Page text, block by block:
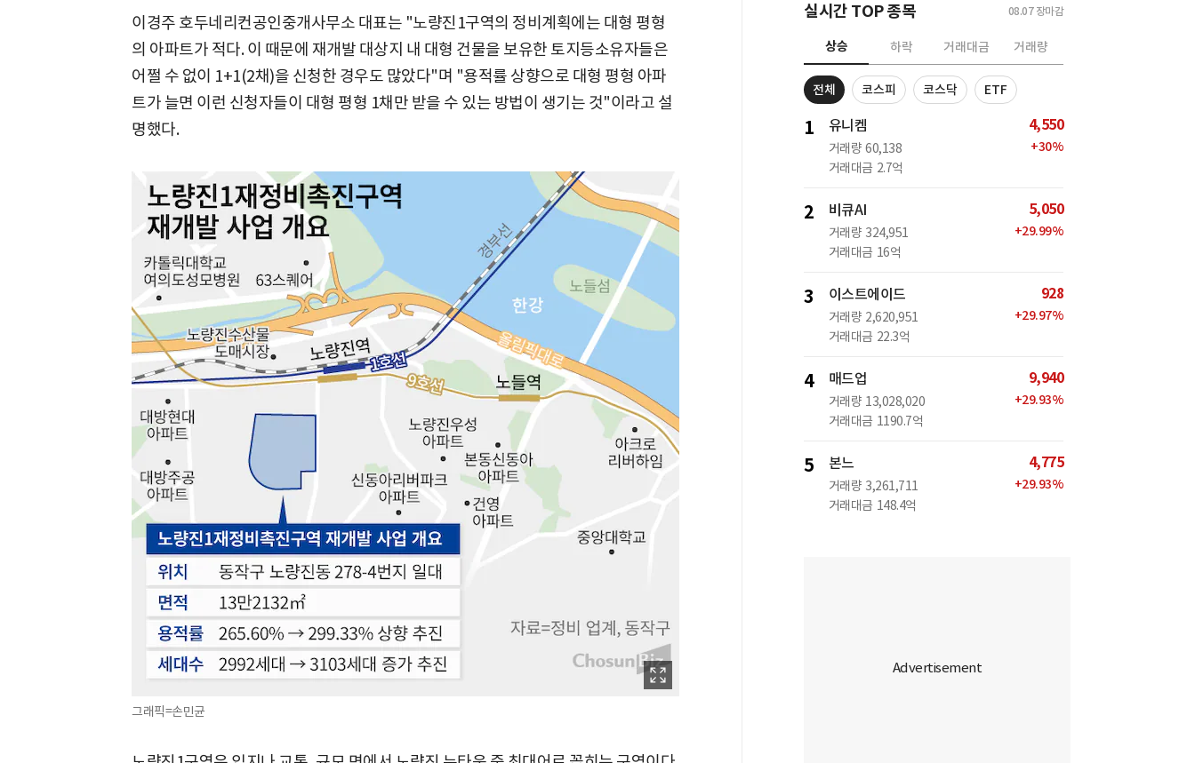
이경주 호두네리컨공인중개사무소 대표는 "노량진1구역의 정비계획에는 대형 평형
의 아파트가 적다. 이 때문에 재개발 대상지 내 대형 건물을 보유한 토지등소유자들은
어쩔 수 없이 1+1(2채)을 신청한 경우도 많았다"며 "용적률 상향으로 대형 평형 아파
트가 늘면 이런 신청자들이 대형 평형 1채만 받을 수 있는 방법이 생기는 것"이라고 설
명했다.
그래픽=손민균
실시간 TOP 종목 08.07 장마감
상승 하락 거래대금 거래량
전체 코스피 코스닥 ETF
1 유니켐
거래량 60,138
거래대금 2.7억
4,550
+30%
2 비큐AI
거래량 324,951
거래대금 16억
5,050
+29.99%
3 이스트에이드
거래량 2,620,951
거래대금 22.3억
928
+29.97%
4 매드업
거래량 13,028,020
거래대금 1190.7억
9,940
+29.93%
5 본느
거래량 3,261,711
거래대금 148.4억
4,775
+29.93%